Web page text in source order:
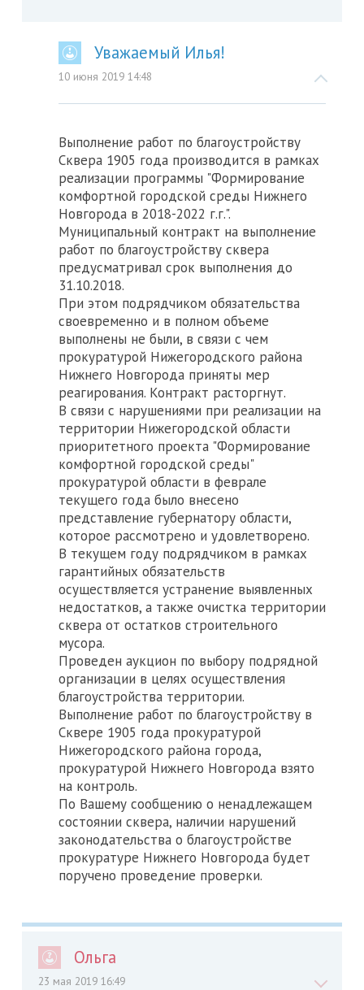
Уважаемый Илья!
10 июня 2019 14:48
Выполнение работ по благоустройству
Сквера 1905 года производится в рамках
реализации программы "Формирование
комфортной городской среды Нижнего
Новгорода в 2018-2022 г.г.".
Муниципальный контракт на выполнение
работ по благоустройству сквера
предусматривал срок выполнения до
31.10.2018.
При этом подрядчиком обязательства
своевременно и в полном объеме
выполнены не были, в связи с чем
прокуратурой Нижегородского района
Нижнего Новгорода приняты мер
реагирования. Контракт расторгнут.
В связи с нарушениями при реализации на
территории Нижегородской области
приоритетного проекта "Формирование
комфортной городской среды"
прокуратурой области в феврале
текущего года было внесено
представление губернатору области,
которое рассмотрено и удовлетворено.
В текущем году подрядчиком в рамках
гарантийных обязательств
осуществляется устранение выявленных
недостатков, а также очистка территории
сквера от остатков строительного
мусора.
Проведен аукцион по выбору подрядной
организации в целях осуществления
благоустройства территории.
Выполнение работ по благоустройству в
Сквере 1905 года прокуратурой
Нижегородского района города,
прокуратурой Нижнего Новгорода взято
на контроль.
По Вашему сообщению о ненадлежащем
состоянии сквера, наличии нарушений
законодательства о благоустройстве
прокуратуре Нижнего Новгорода будет
поручено проведение проверки.
Ольга
23 мая 2019 16:49